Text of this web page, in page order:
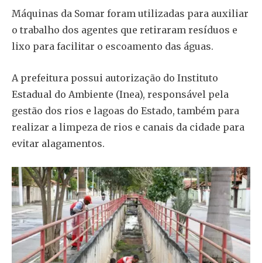
Máquinas da Somar foram utilizadas para auxiliar
o trabalho dos agentes que retiraram resíduos e
lixo para facilitar o escoamento das águas.
A prefeitura possui autorização do Instituto
Estadual do Ambiente (Inea), responsável pela
gestão dos rios e lagoas do Estado, também para
realizar a limpeza de rios e canais da cidade para
evitar alagamentos.